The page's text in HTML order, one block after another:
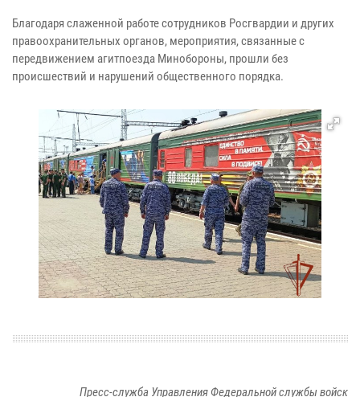
Благодаря слаженной работе сотрудников Росгвардии и других
правоохранительных органов, мероприятия, связанные с
передвижением агитпоезда Минобороны, прошли без
происшествий и нарушений общественного порядка.
Пресс-служба Управления Федеральной службы войск